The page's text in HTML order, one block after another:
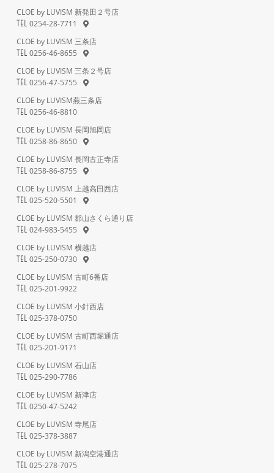
CLOE by LUVISM 新発田２号店
TEL
0254-28-7711
CLOE by LUVISM 三条店
TEL
0256-46-8655
CLOE by LUVISM 三条２号店
TEL
0256-47-5755
CLOE by LUVISM燕三条店
TEL
0256-46-8810
CLOE by LUVISM 長岡旭岡店
TEL
0258-86-8650
CLOE by LUVISM 長岡古正寺店
TEL
0258-86-8755
CLOE by LUVISM 上越高田西店
TEL
025-520-5501
CLOE by LUVISM 郡山さくら通り店
TEL
024-983-5455
CLOE by LUVISM 横越店
TEL
025-250-0730
CLOE by LUVISM 古町6番店
TEL
025-201-9922
CLOE by LUVISM 小針西店
TEL
025-378-0750
CLOE by LUVISM 古町西堀通店
TEL
025-201-9171
CLOE by LUVISM 石山店
TEL
025-290-7786
CLOE by LUVISM 新津店
TEL
0250-47-5242
CLOE by LUVISM 寺尾店
TEL
025-378-3887
CLOE by LUVISM 新潟空港通店
TEL 025-278-7075